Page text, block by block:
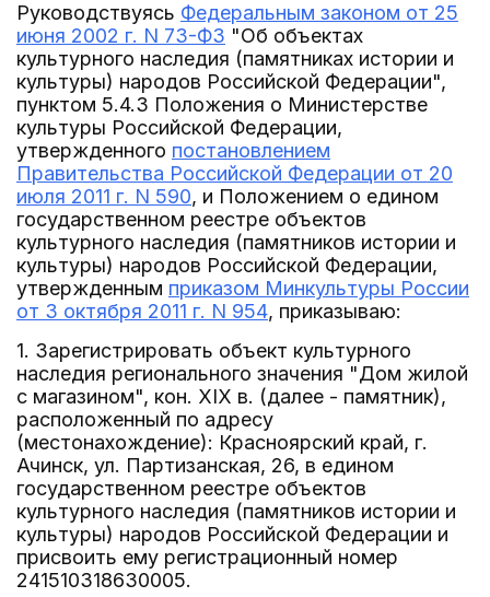
Руководствуясь Федеральным законом от 25
июня 2002 г. N 73-ФЗ "Об объектах
культурного наследия (памятниках истории и
культуры) народов Российской Федерации",
пунктом 5.4.3 Положения о Министерстве
культуры Российской Федерации,
утвержденного постановлением
Правительства Российской Федерации от 20
июля 2011 г. N 590, и Положением о едином
государственном реестре объектов
культурного наследия (памятников истории и
культуры) народов Российской Федерации,
утвержденным приказом Минкультуры России
от 3 октября 2011 г. N 954, приказываю:
1. Зарегистрировать объект культурного
наследия регионального значения "Дом жилой
с магазином", кон. XIX в. (далее - памятник),
расположенный по адресу
(местонахождение): Красноярский край, г.
Ачинск, ул. Партизанская, 26, в едином
государственном реестре объектов
культурного наследия (памятников истории и
культуры) народов Российской Федерации и
присвоить ему регистрационный номер
241510318630005.